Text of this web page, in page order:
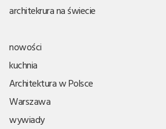
architekrura na świecie
nowości
kuchnia
Architektura w Polsce
Warszawa
wywiady